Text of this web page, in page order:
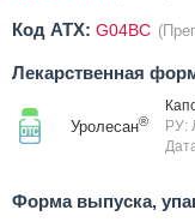
Код ATX: G04BC
Лекарственная
Уролесан®
РУ:
Форма выпуска,